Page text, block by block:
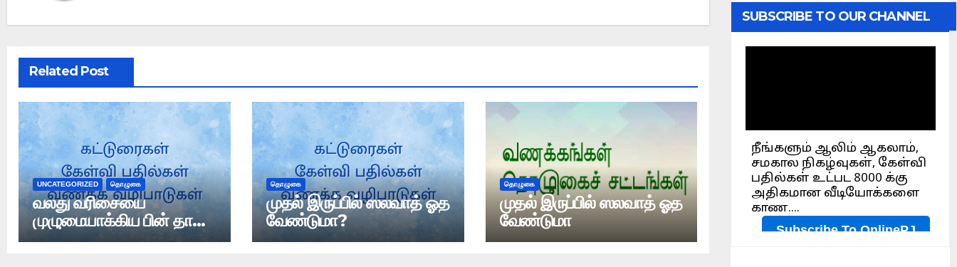
Related Post
UNCATEGORIZED தொழுகை
வலது வரிசையை
முழுமையாக்கிய பின் தான்
இடது பக்கம் நிற்க
தொழுகை
முதல் இருப்பில் ஸலவாத் ஓத
வேண்டுமா?
தொழுகை
முதல் இருப்பில் ஸலவாத் ஓத
வேண்டுமா
SUBSCRIBE TO OUR CHANNEL